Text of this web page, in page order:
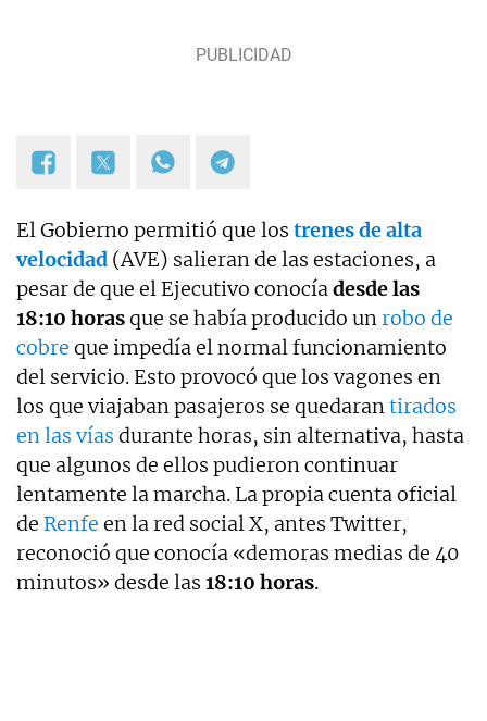
El Gobierno permitió que los trenes de alta
velocidad (AVE) salieran de las estaciones, a
pesar de que el Ejecutivo conocíadesde las
18:10 horasque se había producido unrobo de
cobre que impedía el normal funcionamiento
del servicio. Esto provocó que los vagones en
los que viajaban pasajeros se quedarantirados
en las vías durante horas, sin alternativa, hasta
que algunos de ellos pudieron continuar
lentamente la marcha. La propia cuenta oficial
de Renfe en la red social X, antes Twitter,
reconoció que conocía «demoras medias de 40
minutos» desde las 18:10 horas.